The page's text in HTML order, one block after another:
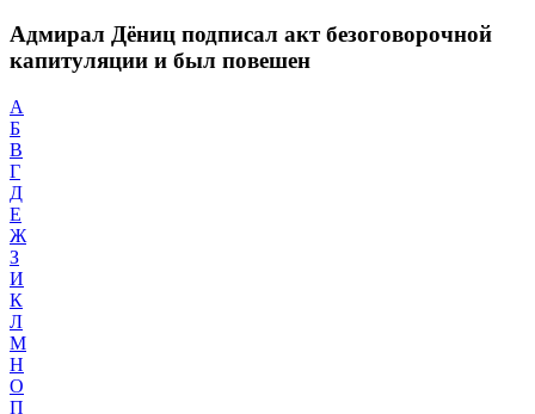
Адмирал Дёниц подписал акт безоговорочной
капитуляции и был повешен
А
Б
В
Г
Д
Е
Ж
З
И
К
Л
М
Н
О
П